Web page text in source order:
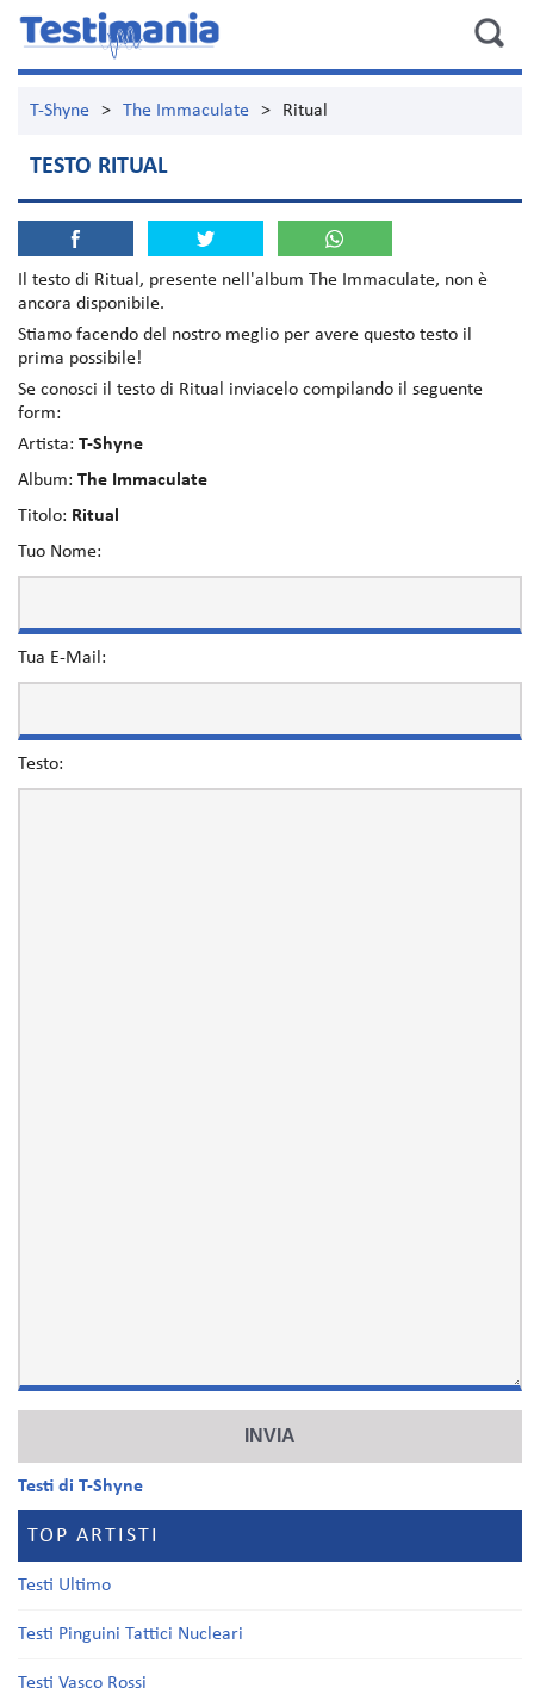
T-Shyne > The Immaculate > Ritual
TESTO RITUAL
Il testo di Ritual , presente nell'album The Immaculate, non è
ancora disponibile.
Stiamo facendo del nostro meglio per avere questo testo il
prima possibile!
Se conosci il testo di Ritual inviacelo compilando il seguente
form:
Artista: T-Shyne
Album: The Immaculate
Titolo: Ritual
Tuo Nome:
Tua E-Mail:
Testo:
Testi di T-Shyne
TOP ARTISTI
Testi Ultimo
Testi Pinguini Tattici Nucleari
Testi Vasco Rossi